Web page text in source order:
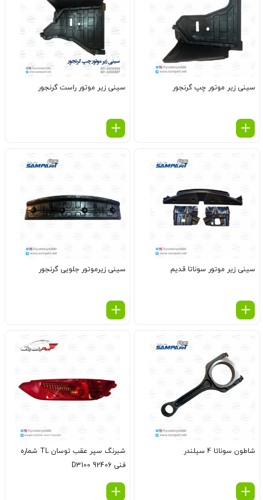
سینی زیر موتور چپ گرنجور سینی زیر موتور راست گرنجور
سینی زیر موتور سوناتا قدیم سینی زیرموتور جلویی گرنجور
شاطون سوناتا 4 سیلندر
شبرنگ سپر عقب توسان TL شماره
فنی 92406 D3100